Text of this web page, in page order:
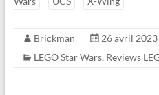
Brickman
26 avril 2023
LEGO Star Wars, Reviews